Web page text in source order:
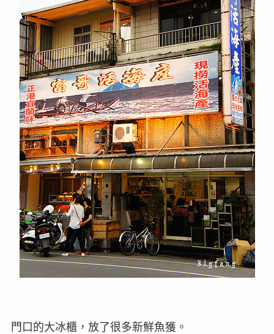
門口的大冰櫃，放了很多新鮮魚獲。